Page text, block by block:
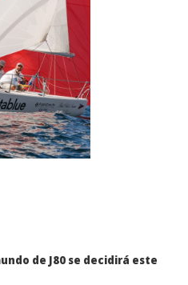
de J80 se decidirá este